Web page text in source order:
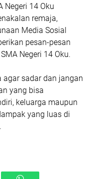
Negeri 14 Oku
remaja,
Media Sosial
pesan-pesan
Negeri 14 Oku.
agar sadar dan jangan
yang bisa
keluarga maupun
yang luas di